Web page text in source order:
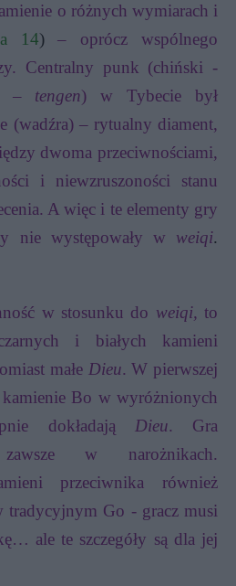
o różnych wymiarach i
14)– oprócz wspólnego
Centralny punk (chiński -
– tengen) w Tybecie był
(wadźra) – rytualny diament,
dwoma przeciwnościami,
i niewzruszoności stanu
A więc i te elementy gry
nie występowały w weiqi.
w stosunku do weiqi, to
i białych kamieni
małe Dieu. W pierwszej
kamienie Bo w wyróżnionych
dokładają Dieu. Gra
w narożnikach.
przeciwnika również
tradycyjnym Go - gracz musi
ale te szczegóły są dla jej